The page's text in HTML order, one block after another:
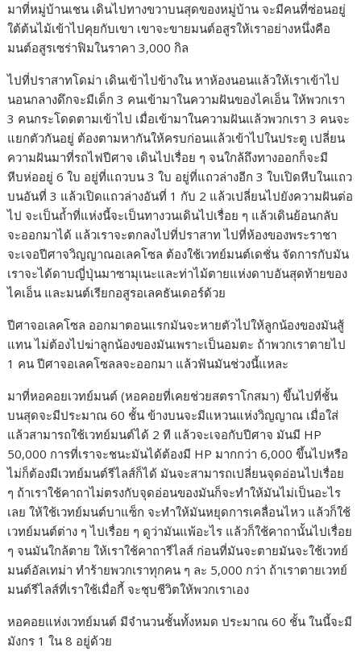
มาที่หมู่บ้านเชน เดินไปทางขวาบนสุดของหมู่บ้าน จะมีคนที่ซ่อนอยู่
ใต้ต้นไม้เข้าไปคุยกับเขา เขาจะขายมนต์อสูรให้เราอย่างหนึ่งคือ
มนต์อสูรเซร่าฟิมในราคา 3,000 กิล
ไปที่ปราสาทโดม่า เดินเข้าไปข้างใน หาห้องนอนแล้วให้เราเข้าไป
นอนกลางดึกจะมีเด็ก 3 คนเข้ามาในความฝันของไคเอ็น ให้พวกเรา
3 คนกระโดดตามเข้าไป เมื่อเข้ามาในความฝันแล้วพวกเรา 3 คนจะ
แยกตัวกันอยู่ ต้องตามหากันให้ครบก่อนแล้วเข้าไปในประตู เปลี่ยน
ความฝันมาที่รถไฟปีศาจ เดินไปเรื่อย ๆ จนใกล้ถึงทางออกก็จะมี
หีบห่ออยู่ 6 ใบ อยู่ที่แถวบน 3 ใบ อยู่ที่แถวล่างอีก 3 ใบเปิดหีบในแถว
บนอันที่ 3 แล้วเปิดแถวล่างอันที่ 1 กับ 2 แล้วเปลี่ยนไปยังความฝันต่อ
ไป จะเป็นถ้ำที่แห่งนี้จะเป็นทางวนเดินไปเรื่อย ๆ แล้วเดินย้อนกลับ
จะออกมาได้ แล้วเราจะตกลงไปที่ปราสาท ไปที่ห้องของพระราชา
จะเจอปีศาจวิญญาณอเลคโซล ต้องใช้เวทย์มนต์เดชั่น จัดการกับมัน
เราจะได้ดาบญี่ปุ่นมาซามุเนะและท่าไม้ตายแห่งดาบอันสุดท้ายของ
ไคเอ็น และมนต์เรียกอสูรอเลคธันเดอร์ด้วย
ปีศาจอเลคโซล ออกมาตอนแรกมันจะหายตัวไปให้ลูกน้องของมันสู้
แทน ไม่ต้องไปฆ่าลูกน้องของมันเพราะเป็นอมตะ ถ้าพวกเราตายไป
1 คน ปีศาจอเลคโซลลจะออกมา แล้วฟันมันช่วงนี้แหละ
มาที่หอคอยเวทย์มนต์ (หอคอยที่เคยช่วยสตราโกสมา) ขึ้นไปที่ชั้น
บนสุดจะมีประมาณ 60 ชั้น ข้างบนจะมีแหวนแห่งวิญญาณ เมื่อใส่
แล้วสามารถใช้เวทย์มนต์ได้ 2 ที แล้วจะเจอกับปีศาจ มันมี HP
50,000 การที่เราจะชนะมันได้ต้องมี HP มากกว่า 6,000 ขึ้นไปหรือ
ไม่ก็ต้องมีเวทย์มนต์รีไลส์ก็ได้ มันจะสามารถเปลี่ยนจุดอ่อนไปเรื่อย
ๆ ถ้าเราใช้คาถาไม่ตรงกับจุดอ่อนของมันก็จะทำให้มันไม่เป็นอะไร
เลย ให้ใช้เวทย์มนต์บาแซ็ก จะทำให้มันหยุดการเคลื่อนไหว แล้วก็ใช้
เวทย์มนต์ต่าง ๆ ไปเรื่อย ๆ ดูว่ามันแพ้อะไร แล้วก็ใช้คาถานั้นไปเรื่อย
ๆ จนมันใกล้ตาย ให้เราใช้คาถารีไลส์ ก่อนที่มันจะตายมันจะใช้เวทย์
มนต์อัลเทม่า ทำร้ายพวกเราทุกคน ๆ ละ 5,000 กว่า ถ้าเราตายเวทย์
มนต์รีไลส์ที่เราใช้เมื่อกี้ จะชุบชีวิตให้พวกเราเอง
หอคอยแห่งเวทย์มนต์ มีจำนวนชั้นทั้งหมด ประมาณ 60 ชั้น ในนี้จะมี
มังกร 1 ใน 8 อยู่ด้วย